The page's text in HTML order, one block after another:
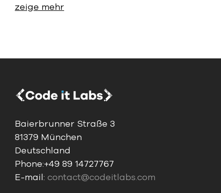
zeige mehr
Baierbrunner Straße 3
81379 München
Deutschland
Phone:+49 89 14727767
E-mail: contact@codeitlabs.com